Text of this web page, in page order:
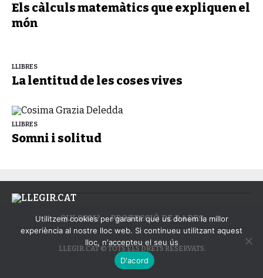
Els càlculs matemàtics que expliquen el
món
LLIBRES
La lentitud de les coses vives
LLIBRES
Somni i solitud
QUI SOM? PROTECCIÓ DE DADES
LLEGIR.CAT © TOTS ELS DRETS RESERVATS.
Utilitzem cookies per garantir que us donem la millor
experiència al nostre lloc web. Si continueu utilitzant aquest
lloc, n'accepteu el seu ús
D'acord